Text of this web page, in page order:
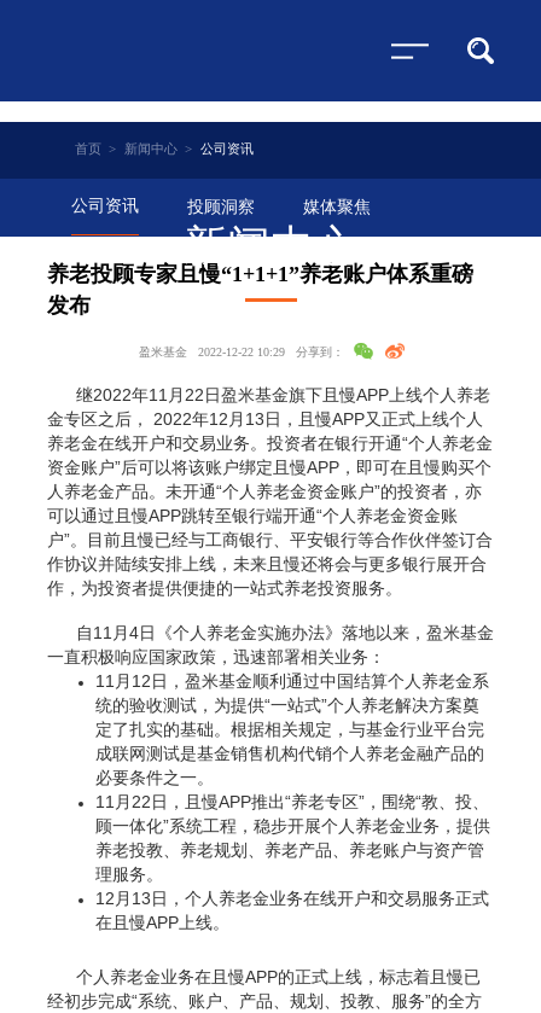
新闻中心
首页 > 新闻中心 > 公司资讯
公司资讯 投顾洞察 媒体聚焦
养老投顾专家且慢“1+1+1”养老账户体系重磅
发布
盈米基金 2022-12-22 10:29 分享到：
继2022年11月22日盈米基金旗下且慢APP上线个人养老
金专区之后， 2022年12月13日，且慢APP又正式上线个人
养老金在线开户和交易业务。投资者在银行开通“个人养老金
资金账户”后可以将该账户绑定且慢APP，即可在且慢购买个
人养老金产品。未开通“个人养老金资金账户”的投资者，亦
可以通过且慢APP跳转至银行端开通“个人养老金资金账
户”。目前且慢已经与工商银行、平安银行等合作伙伴签订合
作协议并陆续安排上线，未来且慢还将会与更多银行展开合
作，为投资者提供便捷的一站式养老投资服务。
自11月4日《个人养老金实施办法》落地以来，盈米基金
一直积极响应国家政策，迅速部署相关业务：
11月12日，盈米基金顺利通过中国结算个人养老金系
统的验收测试，为提供“一站式”个人养老解决方案奠
定了扎实的基础。根据相关规定，与基金行业平台完
成联网测试是基金销售机构代销个人养老金融产品的
必要条件之一。
11月22日，且慢APP推出“养老专区”，围绕“教、投、
顾一体化”系统工程，稳步开展个人养老金业务，提供
养老投教、养老规划、养老产品、养老账户与资产管
理服务。
12月13日，个人养老金业务在线开户和交易服务正式
在且慢APP上线。
个人养老金业务在且慢APP的正式上线，标志着且慢已
经初步完成“系统、账户、产品、规划、投教、服务”的全方